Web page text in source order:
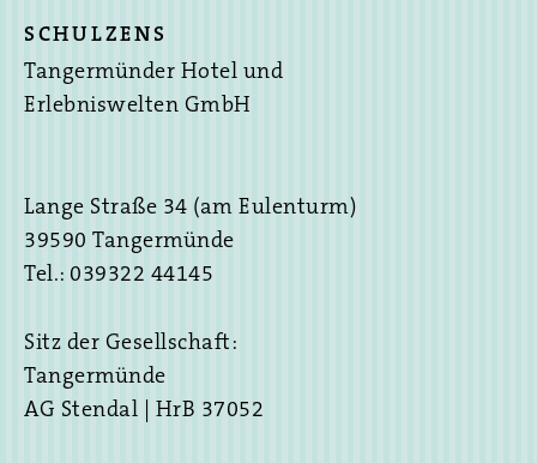
SCHULZENS
Tangermünder Hotel und
Erlebniswelten GmbH
Lange Straße 34 (am Eulenturm)
39590 Tangermünde
Tel.: 039322 44145
Sitz der Gesellschaft:
Tangermünde
AG Stendal | HrB 37052